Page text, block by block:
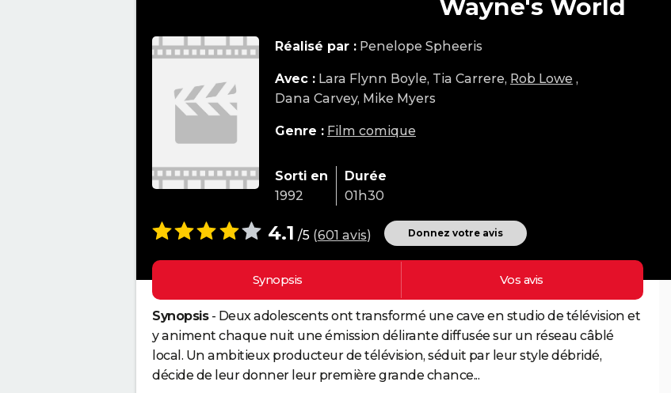
Wayne's World
Réalisé par : Penelope Spheeris
Avec : Lara Flynn Boyle, Tia Carrere, Rob Lowe ,
Dana Carvey, Mike Myers
Genre : Film comique
Sorti en
1992
Durée
01h30
4.1 /5 (601 avis) Donnez votre avis
Synopsis Vos avis
Synopsis- Deux adolescents ont transformé une cave en studio de télévision et
y animent chaque nuit une émission délirante diffusée sur un réseau câblé
local. Un ambitieux producteur de télévision, séduit par leur style débridé,
décide de leur donner leur première grande chance...